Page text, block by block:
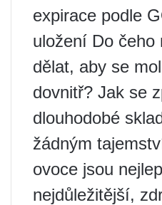
expirace podle
uložení Do čeho
dělat, aby se
dovnitř? Jak se
dlouhodobé
žádným
ovoce jsou
nejdůležitější,